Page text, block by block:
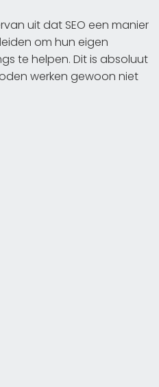
uit dat SEO een manier
om hun eigen
te helpen. Dit is absoluut
werken gewoon niet